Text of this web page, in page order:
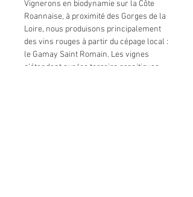
Vignerons en biodynamie sur la Côte
Roannaise, à proximité des Gorges de la
Loire, nous produisons principalement
des vins rouges à partir du cépage local :
le Gamay Saint Romain. Les vignes
s’étendent sur les terroirs granitiques